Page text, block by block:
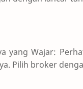
yang Wajar:
Pilih broker